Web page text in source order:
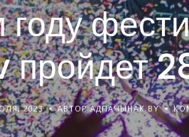
году
пройдет
2023 АВТОР АДПАЧЫНАК BY